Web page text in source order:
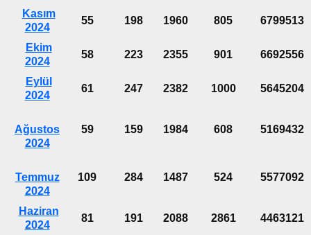
Kasım
2024
55 198 1960 805 6799513
Ekim
2024
58 223 2355 901 6692556
Eylül
2024
61 247 2382 1000 5645204
Ağustos
2024
59 159 1984 608 5169432
Temmuz
2024
109 284 1487 524 5577092
Haziran
2024
81 191 2088 2861 4463121